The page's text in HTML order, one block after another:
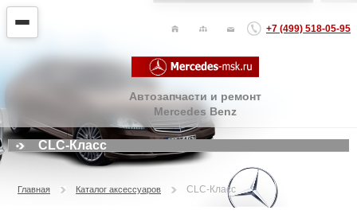
+7 (499) 518-05-95
Автозапчасти и ремонт
Mercedes Benz
CLC-Класс
Главная Каталог аксессуаров CLC-Класс